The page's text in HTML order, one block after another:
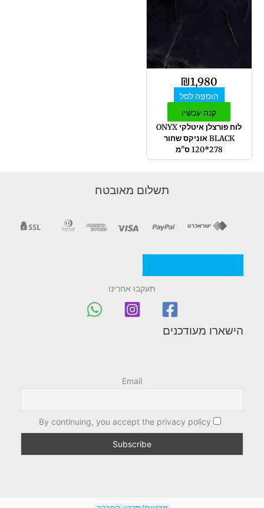
₪1,980
הוספה לסל
קנה עכשיו
לוח פורצלן איטלקי ONYX
BLACK אוניקס שחור
278*120 ס"מ
תשלום מאובטח
תעקבו אחרינו
הישארו מעודכנים
Email
By continuing, you accept the privacy policy